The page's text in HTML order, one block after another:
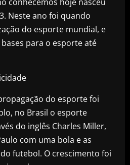
Neste ano foi quando
do esporte mundial, e
para o esporte até
do esporte foi
no Brasil o esporte
do inglês Charles Miller,
com uma bola e as
futebol. O crescimento foi